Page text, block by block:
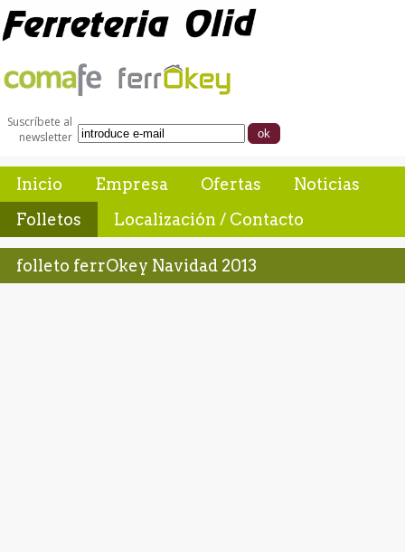
Suscríbete al
newsletter
Inicio Empresa Ofertas
Noticias
Folletos
Localización / Contacto
folleto ferrOkey Navidad 2013